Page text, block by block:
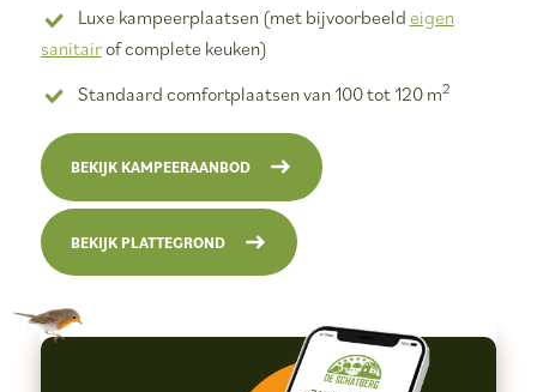
Luxe kampeerplaatsen (met bijvoorbeeld eigen
sanitairof complete keuken)
Standaard comfortplaatsen van 100 tot 120 m2
BEKIJK KAMPEERAANBOD
BEKIJK PLATTEGROND